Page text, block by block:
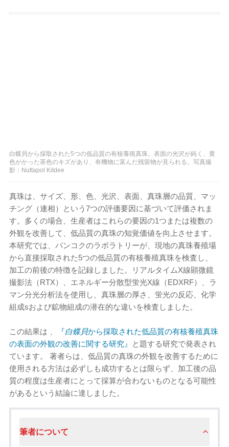
白蝶貝から採取された5つの低品質の有核養殖真珠。表面の光沢が鈍く、黄
色がかった茶色のキズがあり、有機物に富んだ残留物が見られる。写真撮
影：Nuttapol Kitdee
真珠は、サイズ、形、色、光沢、表面、真珠層の品質、マッ
チング（連相）という7つの評価要因に基づいて評価されま
す。多くの場合、生産者はこれらの要因の1つまたは複数の
外観を改善して、低品質の真珠の知覚価値を向上させます。
本研究では、バンコクのラボラトリーが、現地の真珠養殖場
から直接採取された5つの低品質の有核養殖真珠を検査し、
加工の前後の特徴を記録しました。リアルタイムX線顕微鏡
撮影法（RTX）、エネルギー分散型蛍光X線（EDXRF）、ラ
マン分光分析法を使用し、真珠層の厚さ、蛍光の反応、化学
組成sおよび鉱物組成の潜在的な違いを検査しました。
この結果は 、 『白蝶貝から採取された低品質の有核養殖真珠
の表面の外観の改善に関する研究』
と題する研究で発表され
ています。 著者らは、低品質の真珠の外観を改善するために
使用される方法は必ずしも成功するとは限らず、加工後の品
質の程度は生産者にとって採算が合わないものとなる可能性
があるという結論に達しました。
筆者について